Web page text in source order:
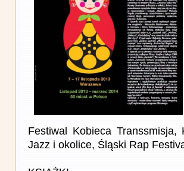
Festiwal Kobieca
Jazz i okolice, Śląski Rap